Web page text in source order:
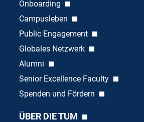
Onboarding
Campusleben
Public Engagement
Globales Netzwerk
Alumni
Senior Excellence Faculty
Spenden und Fördern
ÜBER DIE TUM